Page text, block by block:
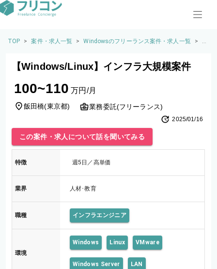
TOP > 案件・求人一覧 > Windowsのフリーランス案件・求人一覧 >
【W
x】
【Windows/Linux】インフラ大規模案件
100~110 万円/月
飯田橋(東京都) 業務委託(フリーランス)
2025/01/16
この案件・求人について話を聞いてみる
特徴 週5日／高単価
業界 人材･教育
職種 インフラエンジニア
環境
Windows Linux VMware
Windows Server LAN